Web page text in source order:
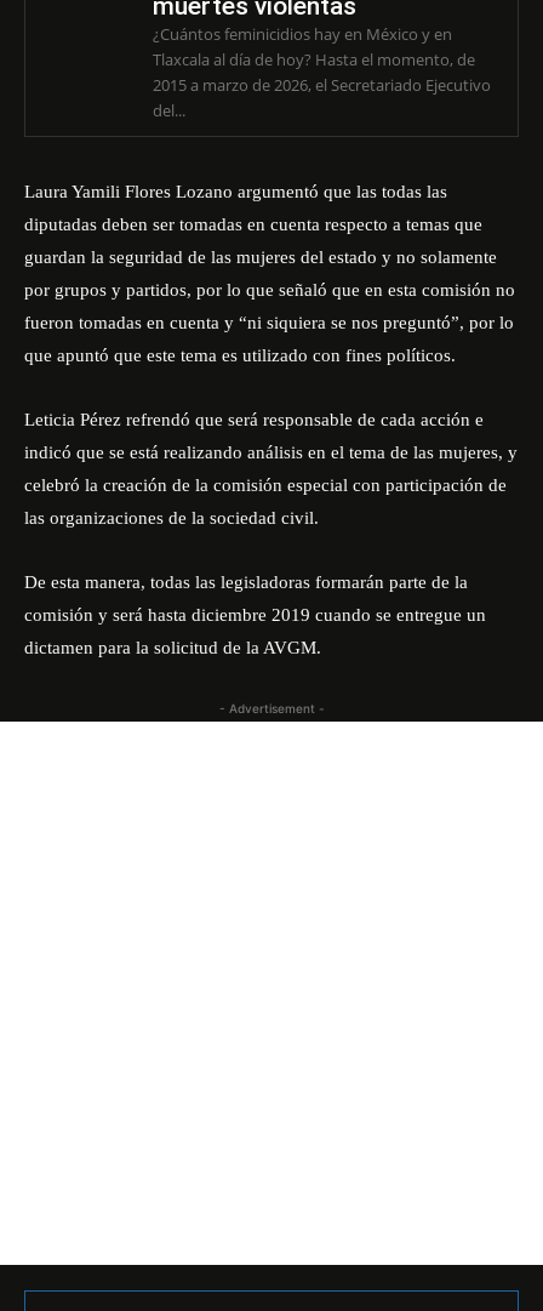
muertes violentas
¿Cuántos feminicidios hay en México y en
Tlaxcala al día de hoy? Hasta el momento, de
2015 a marzo de 2026, el Secretariado Ejecutivo
del...
Laura Yamili Flores Lozano argumentó que las todas las
diputadas deben ser tomadas en cuenta respecto a temas que
guardan la seguridad de las mujeres del estado y no solamente
por grupos y partidos, por lo que señaló que en esta comisión no
fueron tomadas en cuenta y “ni siquiera se nos preguntó”, por lo
que apuntó que este tema es utilizado con fines políticos.
Leticia Pérez refrendó que será responsable de cada acción e
indicó que se está realizando análisis en el tema de las mujeres, y
celebró la creación de la comisión especial con participación de
las organizaciones de la sociedad civil.
De esta manera, todas las legisladoras formarán parte de la
comisión y será hasta diciembre 2019 cuando se entregue un
dictamen para la solicitud de la AVGM.
- Advertisement -